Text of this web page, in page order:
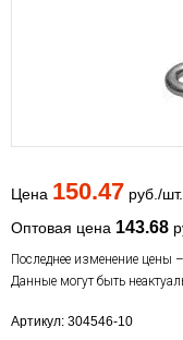
Цена 150.47 руб./шт.
Оптовая цена 143.68
Последнее изменение цены
Данные могут быть
Артикул: 304546-10